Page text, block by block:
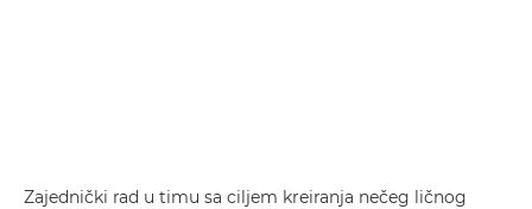
Zajednički rad u timu sa ciljem kreiranja nečeg ličnog